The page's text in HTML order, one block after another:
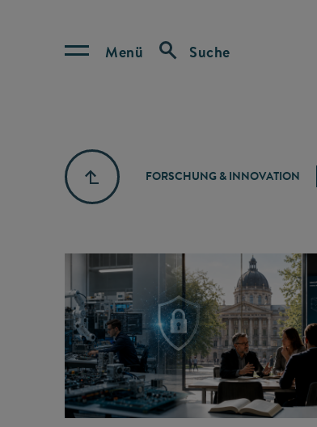
Menü Suche
FORSCHUNG & INNOVATION